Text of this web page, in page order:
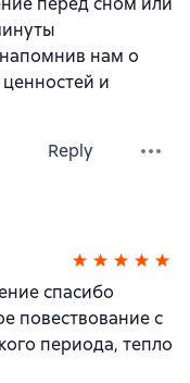
нам о
и
Reply
спасибо
повествование с
периода, тепло